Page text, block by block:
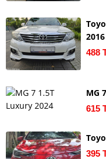
2016
488
MG
615
395